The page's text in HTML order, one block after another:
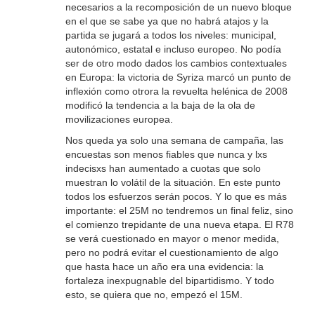
necesarios a la recomposición de un nuevo bloque
en el que se sabe ya que no habrá atajos y la
partida se jugará a todos los niveles: municipal,
autonómico, estatal e incluso europeo. No podía
ser de otro modo dados los cambios contextuales
en Europa: la victoria de Syriza marcó un punto de
inflexión como otrora la revuelta helénica de 2008
modificó la tendencia a la baja de la ola de
movilizaciones europea.
Nos queda ya solo una semana de campaña, las
encuestas son menos fiables que nunca y lxs
indecisxs han aumentado a cuotas que solo
muestran lo volátil de la situación. En este punto
todos los esfuerzos serán pocos. Y lo que es más
importante: el 25M no tendremos un final feliz, sino
el comienzo trepidante de una nueva etapa. El R78
se verá cuestionado en mayor o menor medida,
pero no podrá evitar el cuestionamiento de algo
que hasta hace un año era una evidencia: la
fortaleza inexpugnable del bipartidismo. Y todo
esto, se quiera que no, empezó el 15M.